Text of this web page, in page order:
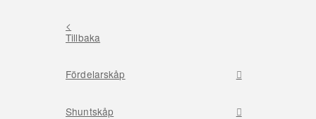
<
Tillbaka
Fördelarskåp
Shuntskåp